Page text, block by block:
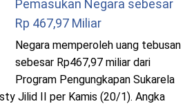
Pemasukan Negara sebesar
Rp 467,97 Miliar
Negara memperoleh uang tebusan
sebesar Rp467,97 miliar dari
Program Pengungkapan Sukarela
Jilid II per Kamis (20/1). Angka